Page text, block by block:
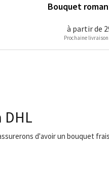
à partir de
Bouquet
Prochaine livraison
d'avoir un bouquet